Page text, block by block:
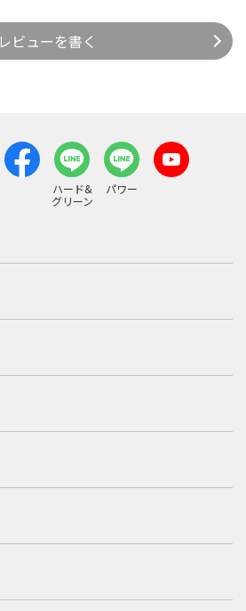
レビューを書く
ハード&
グリーン
パワー